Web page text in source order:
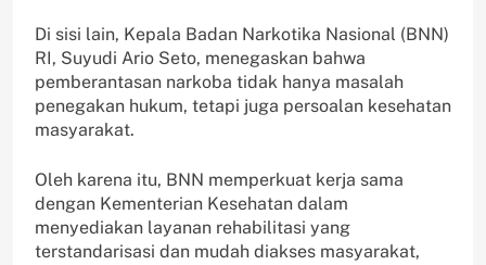
Di sisi lain, Kepala Badan Narkotika Nasional (BNN)
RI, Suyudi Ario Seto, menegaskan bahwa
pemberantasan narkoba tidak hanya masalah
penegakan hukum, tetapi juga persoalan kesehatan
masyarakat.
Oleh karena itu, BNN memperkuat kerja sama
dengan Kementerian Kesehatan dalam
menyediakan layanan rehabilitasi yang
terstandarisasi dan mudah diakses masyarakat,